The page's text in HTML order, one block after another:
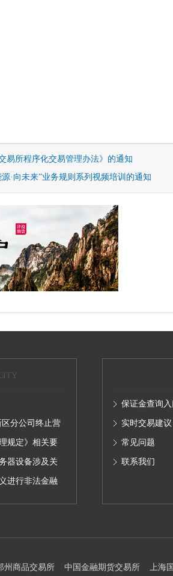
易所程序化交易管理办法》的通知
·向未来”业务规则系列视频培训的通知
分公司终止营
规定》相关要
器设备涉及关
进行非法金融
保证金查询入
实时交易建议
常见问题
联系我们
州商品交易所 中国金融期货交易所 上海